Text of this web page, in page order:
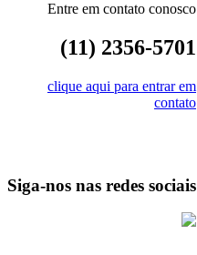
Entre em contato conosco
(11) 2356-5701
clique aqui para entrar em
contato
Siga-nos nas redes sociais